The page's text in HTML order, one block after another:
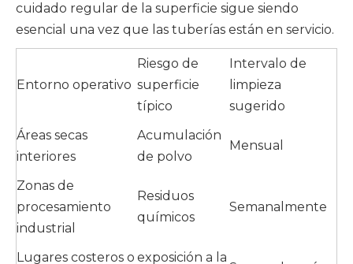
cuidado regular de la superficie sigue siendo
esencial una vez que las tuberías están en servicio.
Entorno operativo
Riesgo de
superficie
típico
Intervalo de
limpieza
sugerido
Áreas secas
interiores
Acumulación
de polvo
Mensual
Zonas de
procesamiento
industrial
Residuos
químicos
Semanalmente
Lugares costeros o exposición a la